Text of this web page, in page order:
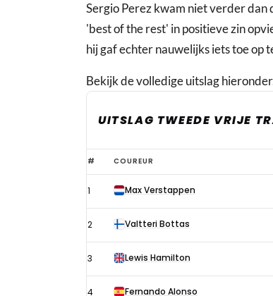
Sergio Perez kwam niet verder
'best of the rest' in positieve zin
hij gaf echter nauwelijks iets toe op
Bekijk de volledige uitslag
UITSLAG TWEEDE VRIJE
Uitslag
tweede
vrije
training
1
GP
# COUREUR
1 Max Verstappen
2 Valtteri Bottas
3 Lewis Hamilton
4 Fernando Alonso